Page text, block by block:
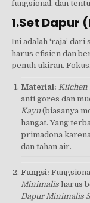
fungsional, dan
1.Set Dapur
Ini adalah ‘raja’
harus efisien dan
penuh ukiran.
Material: Kitchen
anti gores dan
Kayu(biasanya
hangat. Yang
primadona
dan tahan air.
Fungsi:
Minimalisharus
Dapur Minimalis